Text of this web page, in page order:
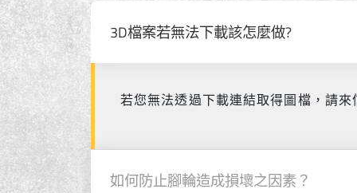
3D檔案若無法下載該怎麼做?
若您無法透過下載連結取得圖檔，請
如何防止腳輪造成損壞之因素？